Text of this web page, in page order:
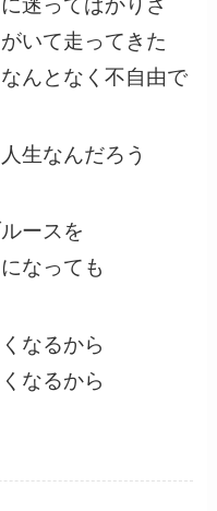
迷ってばかりさ
いて走ってきた
んとなく不自由で
生なんだろう
ースを
なっても
なるから
なるから